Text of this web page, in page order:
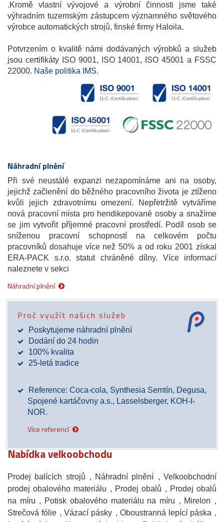
.Kromě vlastní vývojové a výrobní činnosti jsme také
výhradním tuzemským zástupcem významného světového
výrobce automatických strojů, finské firmy Haloila.
Potvrzením o kvalitě námi dodávaných výrobků a služeb
jsou certifikáty ISO 9001, ISO 14001, ISO 45001 a FSSC
22000. Naše politika IMS.
Náhradní plnění
Při své neustálé expanzi nezapomínáme ani na osoby,
jejichž začlenění do běžného pracovního života je ztíženo
kvůli jejich zdravotnímu omezení. Nepřetržitě vytváříme
nová pracovní místa pro hendikepované osoby a snažíme
se jim vytvořit příjemné pracovní prostředí. Podíl osob se
sníženou pracovní schopností na celkovém počtu
pracovníků dosahuje více než 50% a od roku 2001 získal
ERA-PACK s.r.o. statut chráněné dílny. Více informací
naleznete v sekci
Náhradní plnění
Proč využít našich služeb
Poskytujeme náhradní plnění
Dodání do 24 hodin
100% kvalita
25-letá tradice
Reference: Coca-cola, Synthesia Semtín, Degusa,
Spojené kartáčovny a.s., Lasselsberger, KOH-I-
NOR.
Více referencí
Nabídka velkoobchodu
Prodej balících strojů , Náhradní plnění , Velkoobchodní
prodej obalového materiálu , Prodej obalů , Prodej obalů
na míru , Potisk obalového materiálu na míru , Mirelon ,
Strečová fólie , Vázací pásky , Oboustranná lepící páska ,